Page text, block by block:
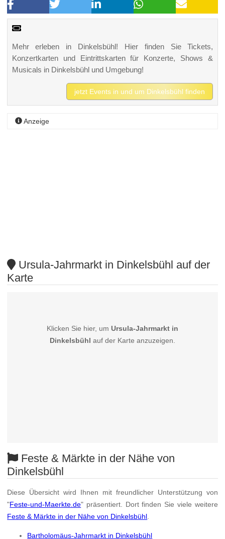
Mehr erleben in Dinkelsbühl! Hier finden Sie Tickets,
Konzertkarten und Eintrittskarten für Konzerte, Shows &
Musicals in Dinkelsbühl und Umgebung!
jetzt Events in und um Dinkelsbühl finden
Anzeige
Ursula-Jahrmarkt in Dinkelsbühl auf der
Karte
Klicken Sie hier, um Ursula-Jahrmarkt in
Dinkelsbühl auf der Karte anzuzeigen.
Feste & Märkte in der Nähe von
Dinkelsbühl
Diese Übersicht wird Ihnen mit freundlicher Unterstützung von
"Feste-und-Maerkte.de" präsentiert. Dort finden Sie viele weitere
Feste & Märkte in der Nähe von Dinkelsbühl
Bartholomäus-Jahrmarkt in Dinkelsbühl